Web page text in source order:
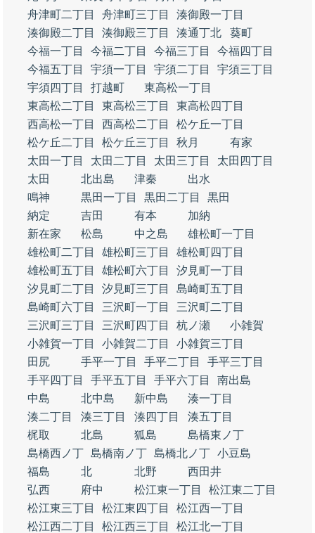
舟津町二丁目
舟津町三丁目
湊御殿一丁目
湊御殿二丁目
湊御殿三丁目 湊通丁北
葵町
今福一丁目
今福二丁目 今福三丁目
今福四丁目
今福五丁目
宇須一丁目 宇須二丁目
宇須三丁目
宇須四丁目
打越町
東高松一丁目
東高松二丁目
東高松三丁目
東高松四丁目
西高松一丁目
西高松二丁目
松ケ丘一丁目
松ケ丘二丁目
松ケ丘三丁目 秋月
有家
太田一丁目
太田二丁目 太田三丁目
太田四丁目
太田
北出島 津秦
出水
鳴神
黒田一丁目 黒田二丁目
黒田
納定
吉田 有本
加納
新在家
松島 中之島
雄松町一丁目
雄松町二丁目
雄松町三丁目
雄松町四丁目
雄松町五丁目
雄松町六丁目
汐見町一丁目
汐見町二丁目
汐見町三丁目
島崎町五丁目
島崎町六丁目
三沢町一丁目
三沢町二丁目
三沢町三丁目
三沢町四丁目 杭ノ瀬
小雑賀
小雑賀一丁目
小雑賀二丁目
小雑賀三丁目
田尻
手平一丁目 手平二丁目
手平三丁目
手平四丁目
手平五丁目 手平六丁目
南出島
中島
北中島 新中島
湊一丁目
湊二丁目
湊三丁目 湊四丁目
湊五丁目
梶取
北島 狐島
島橋東ノ丁
島橋西ノ丁 島橋南ノ丁 島橋北ノ丁 小豆島
福島
北 北野
西田井
弘西
府中 松江東一丁目
松江東二丁目
松江東三丁目
松江東四丁目
松江西一丁目
松江西二丁目
松江西三丁目
松江北一丁目